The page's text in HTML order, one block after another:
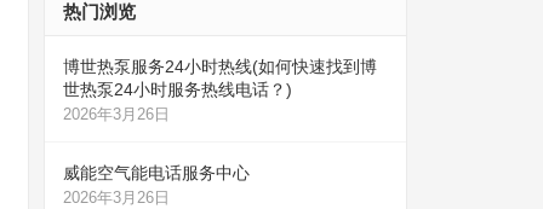
热门浏览
博世热泵服务24小时热线(如何快速找到博
世热泵24小时服务热线电话？)
2026年3月26日
威能空气能电话服务中心
2026年3月26日